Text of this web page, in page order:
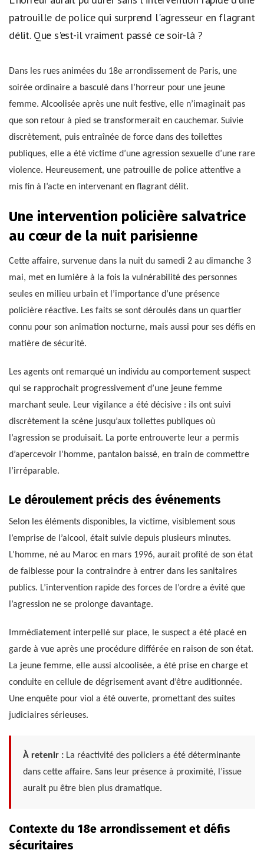
patrouille de police qui surprend l'agresseur en flagrant
délit. Que s'est-il vraiment passé ce soir-là ?
Dans les rues animées du 18e arrondissement de Paris, une
soirée ordinaire a basculé dans l’horreur pour une jeune
femme. Alcoolisée après une nuit festive, elle n’imaginait pas
que son retour à pied se transformerait en cauchemar. Suivie
discrètement, puis entraînée de force dans des toilettes
publiques, elle a été victime d’une agression sexuelle d’une rare
violence. Heureusement, une patrouille de police attentive a
mis fin à l’acte en intervenant en flagrant délit.
Une intervention policière salvatrice
au cœur de la nuit parisienne
Cette affaire, survenue dans la nuit du samedi 2 au dimanche 3
mai, met en lumière à la fois la vulnérabilité des personnes
seules en milieu urbain et l’importance d’une présence
policière réactive. Les faits se sont déroulés dans un quartier
connu pour son animation nocturne, mais aussi pour ses défis en
matière de sécurité.
Les agents ont remarqué un individu au comportement suspect
qui se rapprochait progressivement d’une jeune femme
marchant seule. Leur vigilance a été décisive : ils ont suivi
discrètement la scène jusqu’aux toilettes publiques où
l’agression se produisait. La porte entrouverte leur a permis
d’apercevoir l’homme, pantalon baissé, en train de commettre
l’irréparable.
Le déroulement précis des événements
Selon les éléments disponibles, la victime, visiblement sous
l’emprise de l’alcool, était suivie depuis plusieurs minutes.
L’homme, né au Maroc en mars 1996, aurait profité de son état
de faiblesse pour la contraindre à entrer dans les sanitaires
publics. L’intervention rapide des forces de l’ordre a évité que
l’agression ne se prolonge davantage.
Immédiatement interpellé sur place, le suspect a été placé en
garde à vue après une procédure différée en raison de son état.
La jeune femme, elle aussi alcoolisée, a été prise en charge et
conduite en cellule de dégrisement avant d’être auditionnée.
Une enquête pour viol a été ouverte, promettant des suites
judiciaires sérieuses.
À retenir : La réactivité des policiers a été déterminante
dans cette affaire. Sans leur présence à proximité, l’issue
aurait pu être bien plus dramatique.
Contexte du 18e arrondissement et défis
sécuritaires